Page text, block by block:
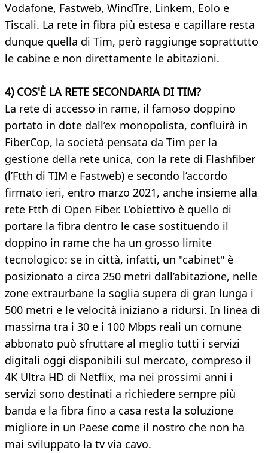
Vodafone, Fastweb, WindTre, Linkem, Eolo e
Tiscali. La rete in fibra più estesa e capillare resta
dunque quella di Tim, però raggiunge soprattutto
le cabine e non direttamente le abitazioni.
4) COS'È LA RETE SECONDARIA DI TIM?
La rete di accesso in rame, il famoso doppino
portato in dote dall’ex monopolista, confluirà in
FiberCop, la società pensata da Tim per la
gestione della rete unica, con la rete di Flashfiber
(l’Ftth di TIM e Fastweb) e secondo l’accordo
firmato ieri, entro marzo 2021, anche insieme alla
rete Ftth di Open Fiber. L’obiettivo è quello di
portare la fibra dentro le case sostituendo il
doppino in rame che ha un grosso limite
tecnologico: se in città, infatti, un "cabinet" è
posizionato a circa 250 metri dall’abitazione, nelle
zone extraurbane la soglia supera di gran lunga i
500 metri e le velocità iniziano a ridursi. In linea di
massima tra i 30 e i 100 Mbps reali un comune
abbonato può sfruttare al meglio tutti i servizi
digitali oggi disponibili sul mercato, compreso il
4K Ultra HD di Netflix, ma nei prossimi anni i
servizi sono destinati a richiedere sempre più
banda e la fibra fino a casa resta la soluzione
migliore in un Paese come il nostro che non ha
mai sviluppato la tv via cavo.